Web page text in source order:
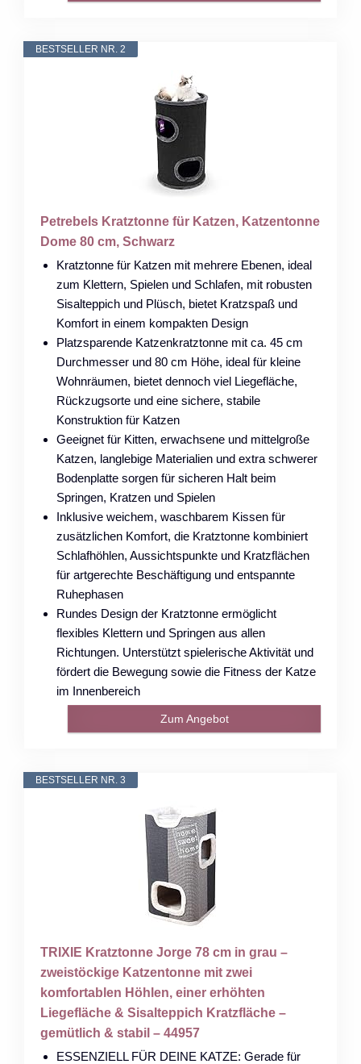
BESTSELLER NR. 2
Petrebels Kratztonne für Katzen, Katzentonne
Dome 80 cm, Schwarz
Kratztonne für Katzen mit mehrere Ebenen, ideal
zum Klettern, Spielen und Schlafen, mit robusten
Sisalteppich und Plüsch, bietet Kratzspaß und
Komfort in einem kompakten Design
Platzsparende Katzenkratztonne mit ca. 45 cm
Durchmesser und 80 cm Höhe, ideal für kleine
Wohnräumen, bietet dennoch viel Liegefläche,
Rückzugsorte und eine sichere, stabile
Konstruktion für Katzen
Geeignet für Kitten, erwachsene und mittelgroße
Katzen, langlebige Materialien und extra schwerer
Bodenplatte sorgen für sicheren Halt beim
Springen, Kratzen und Spielen
Inklusive weichem, waschbarem Kissen für
zusätzlichen Komfort, die Kratztonne kombiniert
Schlafhöhlen, Aussichtspunkte und Kratzflächen
für artgerechte Beschäftigung und entspannte
Ruhephasen
Rundes Design der Kratztonne ermöglicht
flexibles Klettern und Springen aus allen
Richtungen. Unterstützt spielerische Aktivität und
fördert die Bewegung sowie die Fitness der Katze
im Innenbereich
Zum Angebot
BESTSELLER NR. 3
TRIXIE Kratztonne Jorge 78 cm in grau –
zweistöckige Katzentonne mit zwei
komfortablen Höhlen, einer erhöhten
Liegefläche & Sisalteppich Kratzfläche –
gemütlich & stabil – 44957
ESSENZIELL FÜR DEINE KATZE: Gerade für